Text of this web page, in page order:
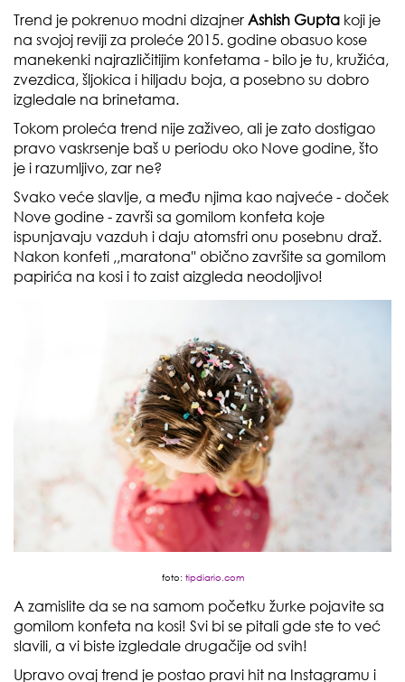
Trend je pokrenuo modni dizajner Ashish Gupta koji je
na svojoj reviji za proleće 2015. godine obasuo kose
manekenki najrazličitijim konfetama - bilo je tu, kružića,
zvezdica, šljokica i hiljadu boja, a posebno su dobro
izgledale na brinetama.
Tokom proleća trend nije zaživeo, ali je zato dostigao
pravo vaskrsenje baš u periodu oko Nove godine, što
je i razumljivo, zar ne?
Svako veće slavlje, a među njima kao najveće - doček
Nove godine - završi sa gomilom konfeta koje
ispunjavaju vazduh i daju atomsfri onu posebnu draž.
Nakon konfeti ,,maratona'' obično završite sa gomilom
papirića na kosi i to zaist aizgleda neodoljivo!
foto: tipdiario.com
A zamislite da se na samom početku žurke pojavite sa
gomilom konfeta na kosi! Svi bi se pitali gde ste to već
slavili, a vi biste izgledale drugačije od svih!
Upravo ovaj trend je postao pravi hit na Instagramu i